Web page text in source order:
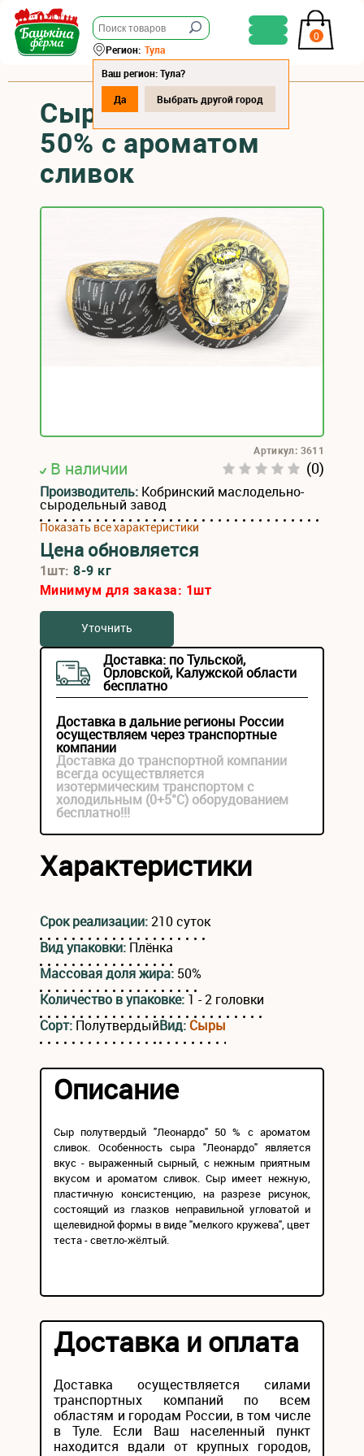
0
Регион: Тула
Ваш регион: Тула?
Да
Выбрать другой город
Сыр "ЛЕОНАРДО"
50% с ароматом
сливок
В наличии (0)
Артикул: 3611
Производитель: Кобринский маслодельно-
сыродельный завод
Показать все характеристики
Цена обновляется
1шт:8-9 кг
Минимум для заказа: 1шт
Уточнить
Доставка: по Тульской,
Орловской, Калужской области
бесплатно
Доставка в дальние регионы России
осуществляем через транспортные
компании
Доставка до транспортной компании
всегда осуществляется
изотермическим транспортом с
холодильным (0+5°С) оборудованием
бесплатно!!!
Характеристики
Срок реализации:210 суток
Вид упаковки: Плёнка
Массовая доля жира: 50%
Количество в упаковке: 1 - 2 головки
Сорт: ПолутвердыйВид: Сыры
Описание
Сыр полутвердый "Леонардо" 50 % с ароматом
сливок. Особенность сыра "Леонардо" является
вкус - выраженный сырный, с нежным приятным
вкусом и ароматом сливок. Сыр имеет нежную,
пластичную консистенцию, на разрезе рисунок,
состоящий из глазков неправильной угловатой и
щелевидной формы в виде "мелкого кружева", цвет
теста - светло-жёлтый.
Доставка и оплата
Доставка осуществляется силами
транспортных компаний по всем
областям и городам России, в том числе
в Туле. Если Ваш населенный пункт
находится вдали от крупных городов,